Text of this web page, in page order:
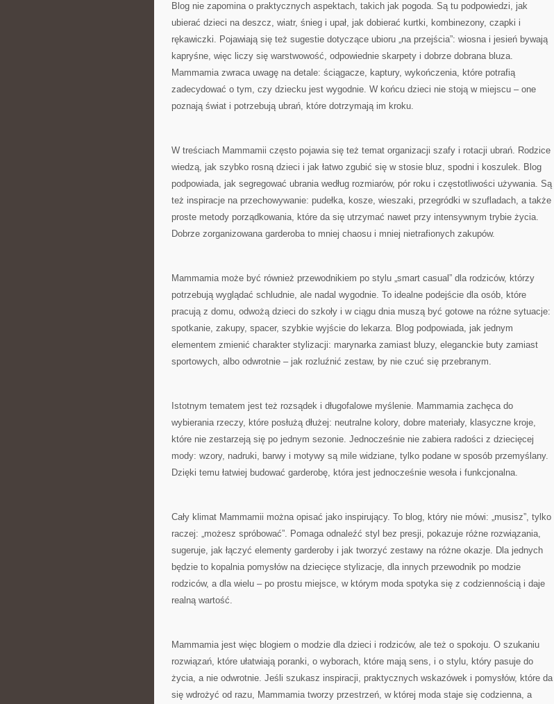
Blog nie zapomina o praktycznych aspektach, takich jak pogoda. Są tu podpowiedzi, jak
ubierać dzieci na deszcz, wiatr, śnieg i upał, jak dobierać kurtki, kombinezony, czapki i
rękawiczki. Pojawiają się też sugestie dotyczące ubioru „na przejścia”: wiosna i jesień bywają
kapryśne, więc liczy się warstwowość, odpowiednie skarpety i dobrze dobrana bluza.
Mammamia zwraca uwagę na detale: ściągacze, kaptury, wykończenia, które potrafią
zadecydować o tym, czy dziecku jest wygodnie. W końcu dzieci nie stoją w miejscu – one
poznają świat i potrzebują ubrań, które dotrzymają im kroku.
W treściach Mammamii często pojawia się też temat organizacji szafy i rotacji ubrań. Rodzice
wiedzą, jak szybko rosną dzieci i jak łatwo zgubić się w stosie bluz, spodni i koszulek. Blog
podpowiada, jak segregować ubrania według rozmiarów, pór roku i częstotliwości używania. Są
też inspiracje na przechowywanie: pudełka, kosze, wieszaki, przegródki w szufladach, a także
proste metody porządkowania, które da się utrzymać nawet przy intensywnym trybie życia.
Dobrze zorganizowana garderoba to mniej chaosu i mniej nietrafionych zakupów.
Mammamia może być również przewodnikiem po stylu „smart casual” dla rodziców, którzy
potrzebują wyglądać schludnie, ale nadal wygodnie. To idealne podejście dla osób, które
pracują z domu, odwożą dzieci do szkoły i w ciągu dnia muszą być gotowe na różne sytuacje:
spotkanie, zakupy, spacer, szybkie wyjście do lekarza. Blog podpowiada, jak jednym
elementem zmienić charakter stylizacji: marynarka zamiast bluzy, eleganckie buty zamiast
sportowych, albo odwrotnie – jak rozluźnić zestaw, by nie czuć się przebranym.
Istotnym tematem jest też rozsądek i długofalowe myślenie. Mammamia zachęca do
wybierania rzeczy, które posłużą dłużej: neutralne kolory, dobre materiały, klasyczne kroje,
które nie zestarzeją się po jednym sezonie. Jednocześnie nie zabiera radości z dziecięcej
mody: wzory, nadruki, barwy i motywy są mile widziane, tylko podane w sposób przemyślany.
Dzięki temu łatwiej budować garderobę, która jest jednocześnie wesoła i funkcjonalna.
Cały klimat Mammamii można opisać jako inspirujący. To blog, który nie mówi: „musisz”, tylko
raczej: „możesz spróbować”. Pomaga odnaleźć styl bez presji, pokazuje różne rozwiązania,
sugeruje, jak łączyć elementy garderoby i jak tworzyć zestawy na różne okazje. Dla jednych
będzie to kopalnia pomysłów na dziecięce stylizacje, dla innych przewodnik po modzie
rodziców, a dla wielu – po prostu miejsce, w którym moda spotyka się z codziennością i daje
realną wartość.
Mammamia jest więc blogiem o modzie dla dzieci i rodziców, ale też o spokoju. O szukaniu
rozwiązań, które ułatwiają poranki, o wyborach, które mają sens, i o stylu, który pasuje do
życia, a nie odwrotnie. Jeśli szukasz inspiracji, praktycznych wskazówek i pomysłów, które da
się wdrożyć od razu, Mammamia tworzy przestrzeń, w której moda staje się codzienna, a